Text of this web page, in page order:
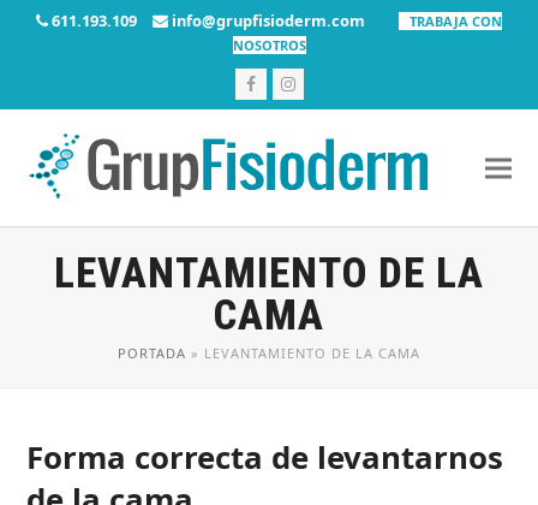
611.193.109 info@grupfisioderm.com
TRABAJA CON
NOSOTROS
FacebookInstagram
LEVANTAMIENTO DE LA
CAMA
PORTADA » LEVANTAMIENTO DE LA CAMA
Forma correcta de levantarnos